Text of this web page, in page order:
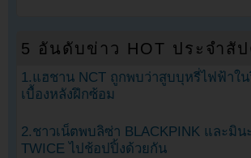
5 อันดับข่าว HOT ประจำสั
1.แฮชาน NCT ถูกพบว่าสูบบุหรี่ไฟฟ้าใ
เบื้องหลังฝึกซ้อม
2.ชาวเน็ตพบลิซ่า BLACKPINK และมินะ
TWICE ไปช้อปปิ้งด้วยกัน